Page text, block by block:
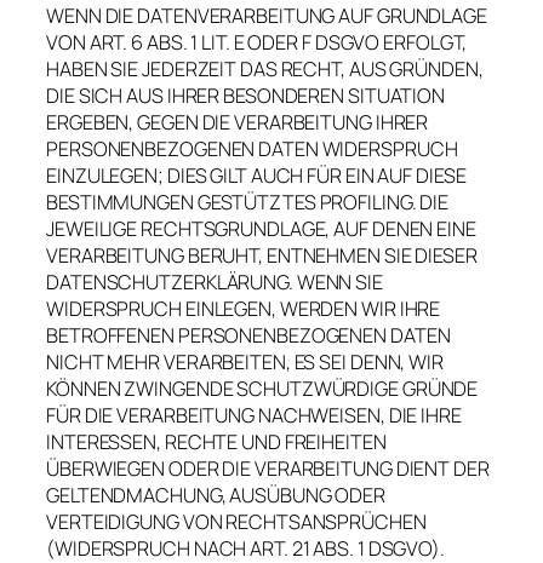
WENN DIE DATENVERARBEITUNG AUF GRUNDLAGE
VON ART. 6 ABS. 1 LIT. E ODER F DSGVO ERFOLGT,
HABEN SIE JEDERZEIT DAS RECHT, AUS GRÜNDEN,
DIE SICH AUS IHRER BESONDEREN SITUATION
ERGEBEN, GEGEN DIE VERARBEITUNG IHRER
PERSONENBEZOGENEN DATEN WIDERSPRUCH
EINZULEGEN; DIES GILT AUCH FÜR EIN AUF DIESE
BESTIMMUNGEN GESTÜTZTES PROFILING. DIE
JEWEILIGE RECHTSGRUNDLAGE, AUF DENEN EINE
VERARBEITUNG BERUHT, ENTNEHMEN SIE DIESER
DATENSCHUTZERKLÄRUNG. WENN SIE
WIDERSPRUCH EINLEGEN, WERDEN WIR IHRE
BETROFFENEN PERSONENBEZOGENEN DATEN
NICHT MEHR VERARBEITEN, ES SEI DENN, WIR
KÖNNEN ZWINGENDE SCHUTZWÜRDIGE GRÜNDE
FÜR DIE VERARBEITUNG NACHWEISEN, DIE IHRE
INTERESSEN, RECHTE UND FREIHEITEN
ÜBERWIEGEN ODER DIE VERARBEITUNG DIENT DER
GELTENDMACHUNG, AUSÜBUNG ODER
VERTEIDIGUNG VON RECHTSANSPRÜCHEN
(WIDERSPRUCH NACH ART. 21 ABS. 1 DSGVO).